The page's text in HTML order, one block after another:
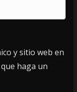
y sitio web en
haga un